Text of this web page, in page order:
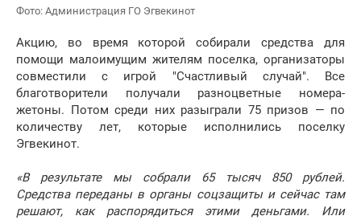
Фото: Администрация ГО Эгвекинот
Акцию, во время которой собирали средства для
помощи малоимущим жителям поселка, организаторы
совместили с игрой "Счастливый случай". Все
благотворители получали разноцветные номера-
жетоны. Потом среди них разыграли 75 призов — по
количеству лет, которые исполнились поселку
Эгвекинот.
«В результате мы собрали 65 тысяч 850 рублей.
Средства переданы в органы соцзащиты и сейчас там
решают, как распорядиться этими деньгами. Или